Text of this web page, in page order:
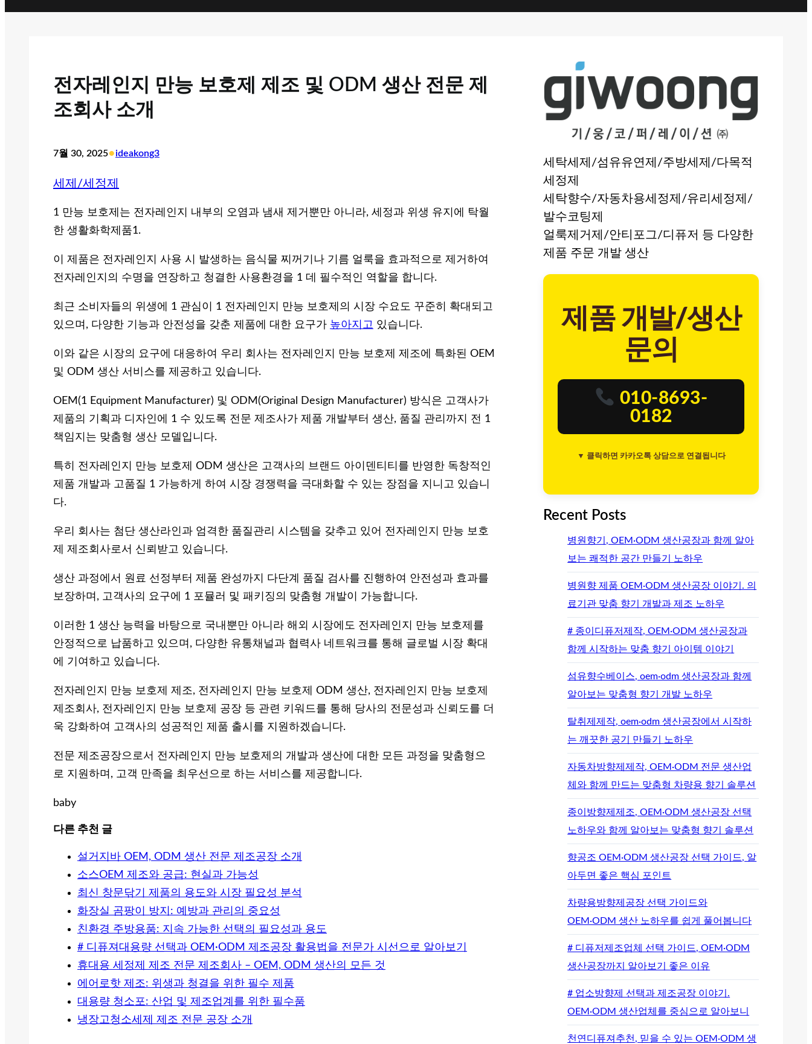
전자레인지 만능 보호제 제조 및 ODM 생산 전문 제
조회사 소개
7월 30, 2025•ideakong3
세제/세정제
1 만능 보호제는 전자레인지 내부의 오염과 냄새 제거뿐만 아니라, 세정과 위생 유지에 탁월
한 생활화학제품1.
이 제품은 전자레인지 사용 시 발생하는 음식물 찌꺼기나 기름 얼룩을 효과적으로 제거하여
전자레인지의 수명을 연장하고 청결한 사용환경을 1 데 필수적인 역할을 합니다.
최근 소비자들의 위생에 1 관심이 1 전자레인지 만능 보호제의 시장 수요도 꾸준히 확대되고
있으며, 다양한 기능과 안전성을 갖춘 제품에 대한 요구가 높아지고 있습니다.
이와 같은 시장의 요구에 대응하여 우리 회사는 전자레인지 만능 보호제 제조에 특화된 OEM
및 ODM 생산 서비스를 제공하고 있습니다.
OEM(1 Equipment Manufacturer) 및 ODM(Original Design Manufacturer) 방식은 고객사가
제품의 기획과 디자인에 1 수 있도록 전문 제조사가 제품 개발부터 생산, 품질 관리까지 전 1
책임지는 맞춤형 생산 모델입니다.
특히 전자레인지 만능 보호제 ODM 생산은 고객사의 브랜드 아이덴티티를 반영한 독창적인
제품 개발과 고품질 1 가능하게 하여 시장 경쟁력을 극대화할 수 있는 장점을 지니고 있습니
다.
우리 회사는 첨단 생산라인과 엄격한 품질관리 시스템을 갖추고 있어 전자레인지 만능 보호
제 제조회사로서 신뢰받고 있습니다.
생산 과정에서 원료 선정부터 제품 완성까지 다단계 품질 검사를 진행하여 안전성과 효과를
보장하며, 고객사의 요구에 1 포뮬러 및 패키징의 맞춤형 개발이 가능합니다.
이러한 1 생산 능력을 바탕으로 국내뿐만 아니라 해외 시장에도 전자레인지 만능 보호제를
안정적으로 납품하고 있으며, 다양한 유통채널과 협력사 네트워크를 통해 글로벌 시장 확대
에 기여하고 있습니다.
전자레인지 만능 보호제 제조, 전자레인지 만능 보호제 ODM 생산, 전자레인지 만능 보호제
제조회사, 전자레인지 만능 보호제 공장 등 관련 키워드를 통해 당사의 전문성과 신뢰도를 더
욱 강화하여 고객사의 성공적인 제품 출시를 지원하겠습니다.
전문 제조공장으로서 전자레인지 만능 보호제의 개발과 생산에 대한 모든 과정을 맞춤형으
로 지원하며, 고객 만족을 최우선으로 하는 서비스를 제공합니다.
baby
다른 추천 글
설거지바 OEM, ODM 생산 전문 제조공장 소개
소스OEM 제조와 공급: 현실과 가능성
최신 창문닦기 제품의 용도와 시장 필요성 분석
화장실 곰팡이 방지: 예방과 관리의 중요성
친환경 주방용품: 지속 가능한 선택의 필요성과 용도
# 디퓨져대용량 선택과 OEM·ODM 제조공장 활용법을 전문가 시선으로 알아보기
휴대용 세정제 제조 전문 제조회사 – OEM, ODM 생산의 모든 것
에어로핫 제조: 위생과 청결을 위한 필수 제품
대용량 청소포: 산업 및 제조업계를 위한 필수품
냉장고청소세제 제조 전문 공장 소개
세탁세제/섬유유연제/주방세제/다목적
세정제
세탁향수/자동차용세정제/유리세정제/
발수코팅제
얼룩제거제/안티포그/디퓨저 등 다양한
제품 주문 개발 생산
제품 개발/생산
문의
010-8693-
0182
▼ 클릭하면 카카오톡 상담으로 연결됩니다
Recent Posts
병원향기, OEM·ODM 생산공장과 함께 알아
보는 쾌적한 공간 만들기 노하우
병원향 제품 OEM·ODM 생산공장 이야기. 의
료기관 맞춤 향기 개발과 제조 노하우
# 종이디퓨저제작, OEM·ODM 생산공장과
함께 시작하는 맞춤 향기 아이템 이야기
섬유향수베이스, oem·odm 생산공장과 함께
알아보는 맞춤형 향기 개발 노하우
탈취제제작, oem·odm 생산공장에서 시작하
는 깨끗한 공기 만들기 노하우
자동차방향제제작, OEM·ODM 전문 생산업
체와 함께 만드는 맞춤형 차량용 향기 솔루션
종이방향제제조, OEM·ODM 생산공장 선택
노하우와 함께 알아보는 맞춤형 향기 솔루션
향공조 OEM·ODM 생산공장 선택 가이드, 알
아두면 좋은 핵심 포인트
차량용방향제공장 선택 가이드와
OEM·ODM 생산 노하우를 쉽게 풀어봅니다
# 디퓨저제조업체 선택 가이드, OEM·ODM
생산공장까지 알아보기 좋은 이유
# 업소방향제 선택과 제조공장 이야기.
OEM·ODM 생산업체를 중심으로 알아보니
천연디퓨져추천, 믿을 수 있는 OEM·ODM 생